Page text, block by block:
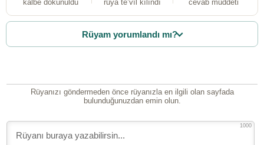
kalbe dokunuldu rüya te’vîl kılındı
cevab müddeti
Rüyam yorumlandı mı?
Rüyanızı göndermeden önce rüyanızla en ilgili olan sayfada
bulunduğunuzdan emin olun.
1000